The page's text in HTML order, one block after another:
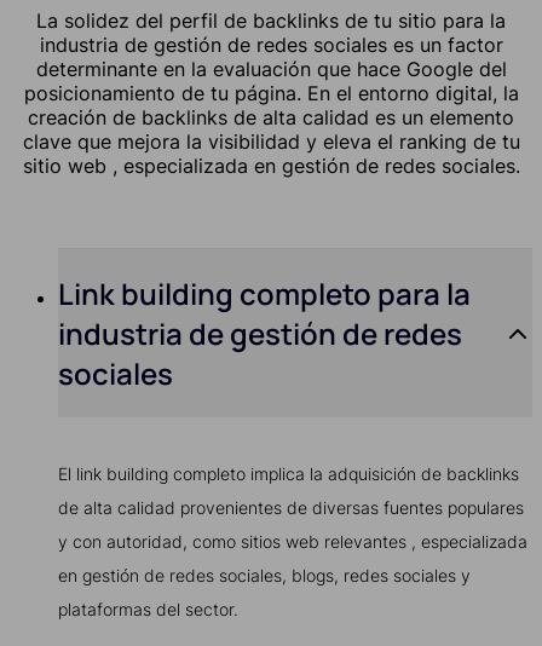
La solidez del perfil de backlinks de tu sitio para la
industria de gestión de redes sociales es un factor
determinante en la evaluación que hace Google del
posicionamiento de tu página. En el entorno digital, la
creación de backlinks de alta calidad es un elemento
clave que mejora la visibilidad y eleva el ranking de tu
sitio web , especializada en gestión de redes sociales.
Link building completo para la
industria de gestión de redes
sociales
El link building completo implica la adquisición de backlinks
de alta calidad provenientes de diversas fuentes populares
y con autoridad, como sitios web relevantes , especializada
en gestión de redes sociales, blogs, redes sociales y
plataformas del sector.